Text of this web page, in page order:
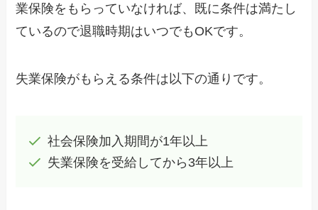
業保険をもらっていなければ、既に条件は満たし
ているので退職時期はいつでもOKです。
失業保険がもらえる条件は以下の通りです。
社会保険加入期間が1年以上
失業保険を受給してから3年以上